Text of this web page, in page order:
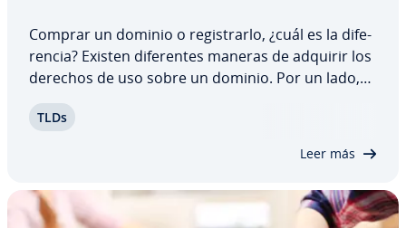
Comprar un dominio o re­gi­s­trar­lo, ¿cuál es la di­fe­
re­n­cia? Existen di­fe­re­n­tes maneras de adquirir los
derechos de uso sobre un dominio. Por un lado,
me­n­te ante cualquier proveedor y, por otro, los
TLDs
Leer más